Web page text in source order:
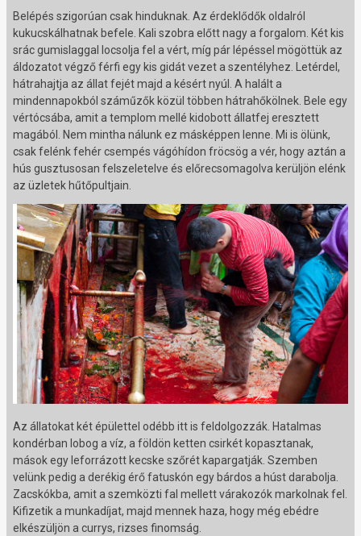
Belépés szigorúan csak hinduknak. Az érdeklődők oldalról
kukucskálhatnak befele. Kali szobra előtt nagy a forgalom. Két kis
srác gumislaggal locsolja fel a vért, míg pár lépéssel mögöttük az
áldozatot végző férfi egy kis gidát vezet a szentélyhez. Letérdel,
hátrahajtja az állat fejét majd a késért nyúl. A halált a
mindennapokból száműzők közül többen hátrahőkölnek. Bele egy
vértócsába, amit a templom mellé kidobott állatfej eresztett
magából. Nem mintha nálunk ez másképpen lenne. Mi is ölünk,
csak felénk fehér csempés vágóhídon fröcsög a vér, hogy aztán a
hús gusztusosan felszeletelve és előrecsomagolva kerüljön elénk
az üzletek hűtőpultjain.
Az állatokat két épülettel odébb itt is feldolgozzák. Hatalmas
kondérban lobog a víz, a földön ketten csirkét kopasztanak,
mások egy leforrázott kecske szőrét kapargatják. Szemben
velünk pedig a derékig érő fatuskón egy bárdos a húst darabolja.
Zacskókba, amit a szemközti fal mellett várakozók markolnak fel.
Kifizetik a munkadíjat, majd mennek haza, hogy még ebédre
elkészüljön a currys, rizses finomság.